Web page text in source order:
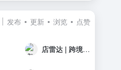
发布 更新 浏览 点赞
店雷达 | 跨境选品工具